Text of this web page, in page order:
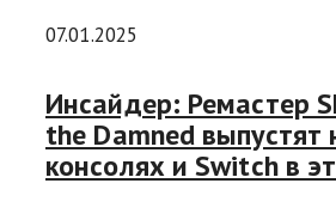
07.01.2025
Инсайдер: Ремастер
the Damned выпустят
консолях и Switch в